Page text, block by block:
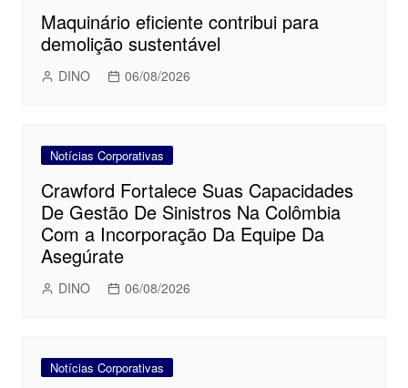
Maquinário eficiente contribui para
demolição sustentável
DINO 06/08/2026
Notícias Corporativas
Crawford Fortalece Suas Capacidades
De Gestão De Sinistros Na Colômbia
Com a Incorporação Da Equipe Da
Asegúrate
DINO 06/08/2026
Notícias Corporativas